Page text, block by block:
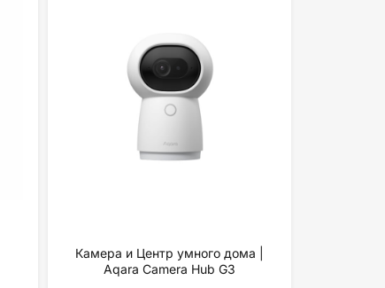
Камера и Центр умного дома |
Aqara Camera Hub G3